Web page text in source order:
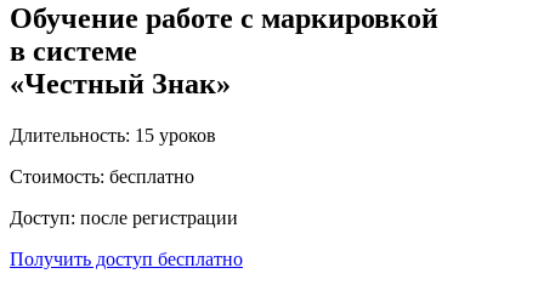
Обучение работе с маркировкой
в системе
«Честный Знак»
Длительность: 15 уроков
Стоимость: бесплатно
Доступ: после регистрации
Получить доступ бесплатно